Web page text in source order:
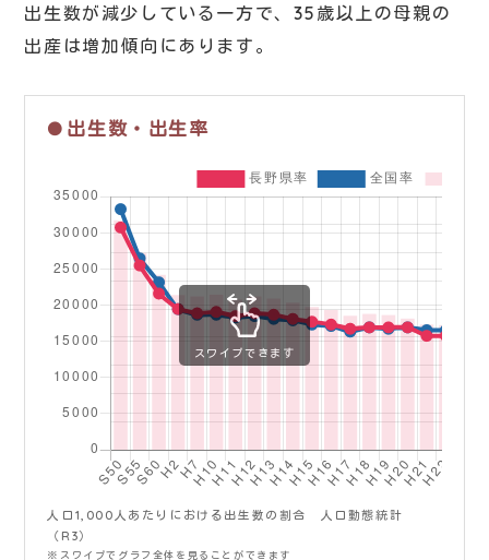
出生数が減少している一方で、35歳以上の母親の
出産は増加傾向にあります。
出生数・出生率
人口1,000人あたりにおける出生数の割合 人口動態統計
（R3）